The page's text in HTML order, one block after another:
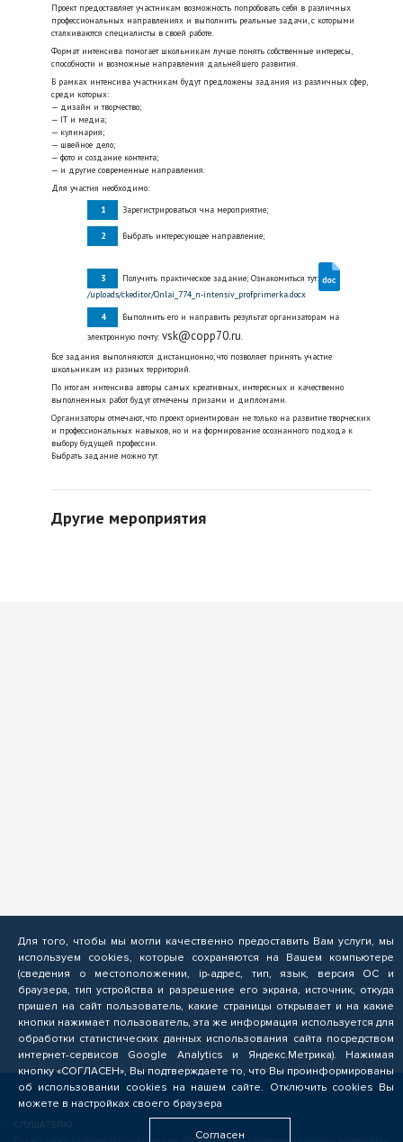
Проект предоставляет участникам возможность попробовать себя в различных
профессиональных направлениях и выполнить реальные задачи, с которыми
сталкиваются специалисты в своей работе.
Формат интенсива помогает школьникам лучше понять собственные интересы,
способности и возможные направления дальнейшего развития.
В рамках интенсива участникам будут предложены задания из различных сфер,
среди которых:
— дизайн и творчество;
— IT и медиа;
— кулинария;
— швейное дело;
— фото и создание контента;
— и другие современные направления.
Для участия необходимо:
Зарегистрироваться чна мероприятие;
Выбрать интересующее направление;
Получить практическое задание; Ознакомиться тут:
/uploads/ckeditor/Onlai_774_n-intensiv_profprimerka.docx
Выполнить его и направить результат организаторам на
электронную почту: vsk@copp70.ru.
Все задания выполняются дистанционно, что позволяет принять участие
школьникам из разных территорий.
По итогам интенсива авторы самых креативных, интересных и качественно
выполненных работ будут отмечены призами и дипломами.
Организаторы отмечают, что проект ориентирован не только на развитие творческих
и профессиональных навыков, но и на формирование осознанного подхода к
выбору будущей профессии.
Выбрать задание можно тут.
Другие мероприятия
СЛУШАТЕЛЮ
Для того, чтобы мы могли качественно предоставить Вам услуги, мы
используем cookies, которые сохраняются на Вашем компьютере
(сведения о местоположении, ip-адрес, тип, язык, версия ОС и
браузера, тип устройства и разрешение его экрана, источник, откуда
пришел на сайт пользователь, какие страницы открывает и на какие
кнопки нажимает пользователь, эта же информация используется для
обработки статистических данных использования сайта посредством
интернет-сервисов Google Analytics и Яндекс.Метрика). Нажимая
кнопку «СОГЛАСЕН», Вы подтверждаете то, что Вы проинформированы
об использовании cookies на нашем сайте. Отключить cookies Вы
можете в настройках своего браузера
Согласен